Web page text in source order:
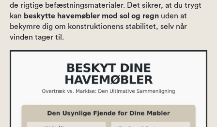
de rigtige befæstningsmaterialer. Det sikrer, at du trygt
kan beskytte havemøbler mod sol og regn uden at
bekymre dig om konstruktionens stabilitet, selv når
vinden tager til.